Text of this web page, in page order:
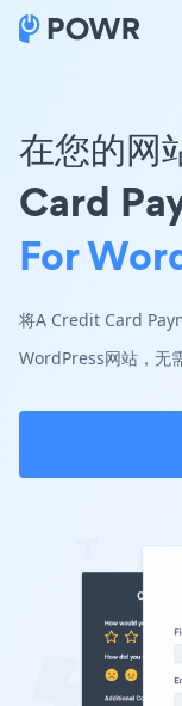
在您的
Card
For
将A Credit Card
WordPress网站，无